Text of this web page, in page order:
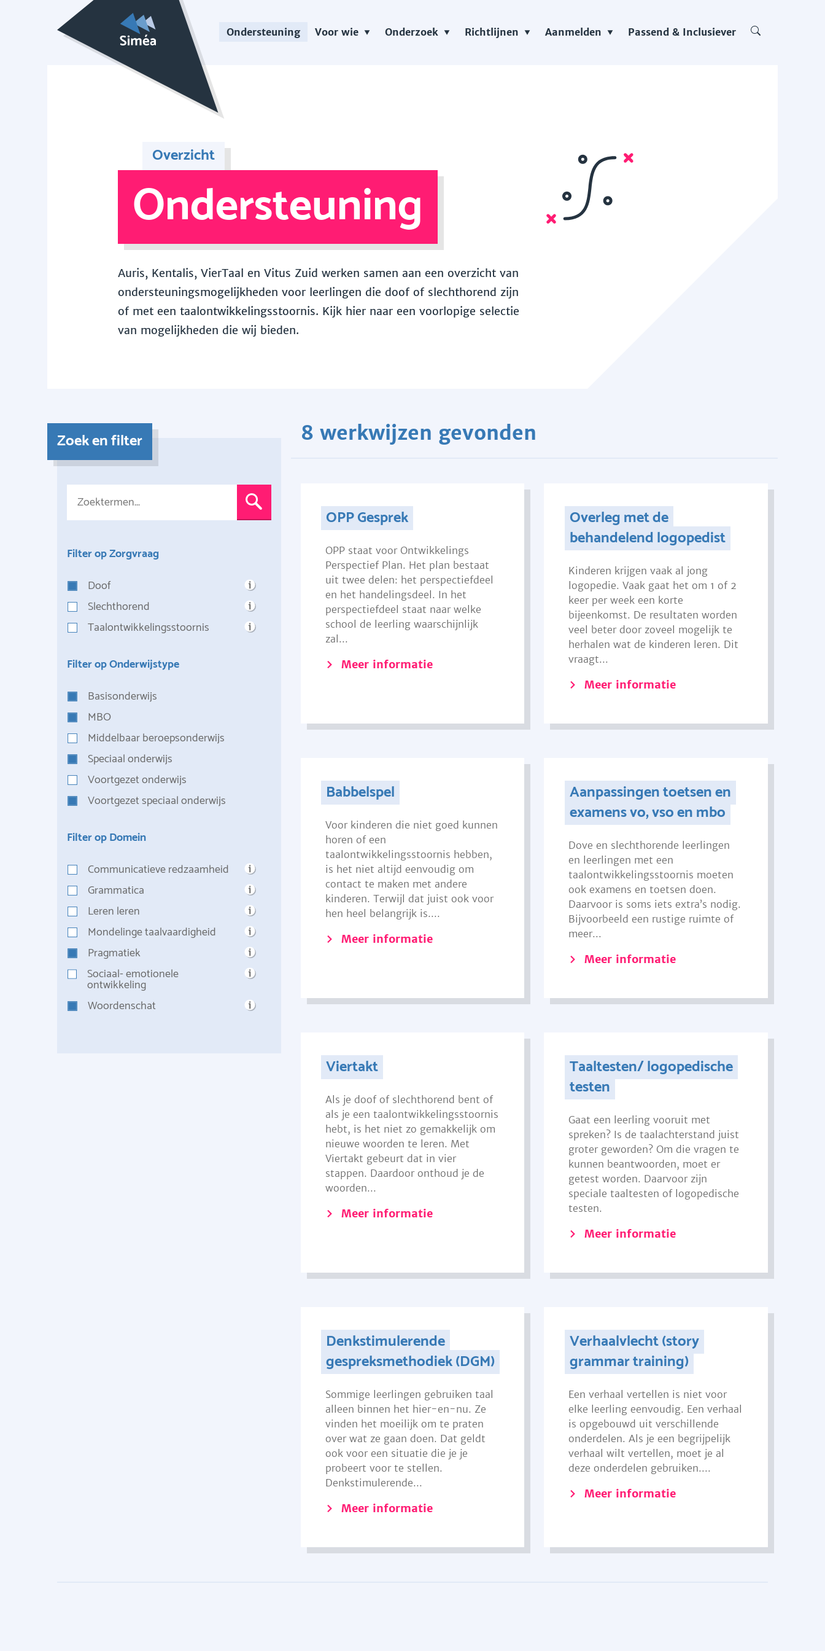
Ondersteuning Voor wie Onderzoek Richtlijnen Aanmelden Passend & Inclusiever
Overzicht
Ondersteuning
Auris, Kentalis, VierTaal en Vitus Zuid werken samen aan een overzicht van
ondersteuningsmogelijkheden voor leerlingen die doof of slechthorend zijn
of met een taalontwikkelingsstoornis. Kijk hier naar een voorlopige selectie
van mogelijkheden die wij bieden.
Zoek en filter
Filter op Zorgvraag
Doof
Slechthorend
Taalontwikkelingsstoornis
Filter op Onderwijstype
Basisonderwijs
MBO
Middelbaar beroepsonderwijs
Speciaal onderwijs
Voortgezet onderwijs
Voortgezet speciaal onderwijs
Filter op Domein
Communicatieve redzaamheid
Grammatica
Leren leren
Mondelinge taalvaardigheid
Pragmatiek
Sociaal- emotionele
ontwikkeling
Woordenschat
8 werkwijzen gevonden
OPP Gesprek
OPP staat voor Ontwikkelings
Perspectief Plan. Het plan bestaat
uit twee delen: het perspectiefdeel
en het handelingsdeel. In het
perspectiefdeel staat naar welke
school de leerling waarschijnlijk
zal...
Meer informatie
Overleg met de
behandelend logopedist
Kinderen krijgen vaak al jong
logopedie. Vaak gaat het om 1 of 2
keer per week een korte
bijeenkomst. De resultaten worden
veel beter door zoveel mogelijk te
herhalen wat de kinderen leren. Dit
vraagt...
Meer informatie
Babbelspel
Voor kinderen die niet goed kunnen
horen of een
taalontwikkelingsstoornis hebben,
is het niet altijd eenvoudig om
contact te maken met andere
kinderen. Terwijl dat juist ook voor
hen heel belangrijk is....
Meer informatie
Aanpassingen toetsen en
examens vo, vso en mbo
Dove en slechthorende leerlingen
en leerlingen met een
taalontwikkelingsstoornis moeten
ook examens en toetsen doen.
Daarvoor is soms iets extra’s nodig.
Bijvoorbeeld een rustige ruimte of
meer...
Meer informatie
Viertakt
Als je doof of slechthorend bent of
als je een taalontwikkelingsstoornis
hebt, is het niet zo gemakkelijk om
nieuwe woorden te leren. Met
Viertakt gebeurt dat in vier
stappen. Daardoor onthoud je de
woorden...
Meer informatie
Taaltesten/ logopedische
testen
Gaat een leerling vooruit met
spreken? Is de taalachterstand juist
groter geworden? Om die vragen te
kunnen beantwoorden, moet er
getest worden. Daarvoor zijn
speciale taaltesten of logopedische
testen.
Meer informatie
Denkstimulerende
gespreksmethodiek (DGM)
Sommige leerlingen gebruiken taal
alleen binnen het hier-en-nu. Ze
vinden het moeilijk om te praten
over wat ze gaan doen. Dat geldt
ook voor een situatie die je je
probeert voor te stellen.
Denkstimulerende...
Meer informatie
Verhaalvlecht (story
grammar training)
Een verhaal vertellen is niet voor
elke leerling eenvoudig. Een verhaal
is opgebouwd uit verschillende
onderdelen. Als je een begrijpelijk
verhaal wilt vertellen, moet je al
deze onderdelen gebruiken....
Meer informatie